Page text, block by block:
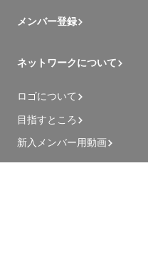
メンバー登録
ネットワークについて
ロゴについて
目指すところ
新入メンバー用動画